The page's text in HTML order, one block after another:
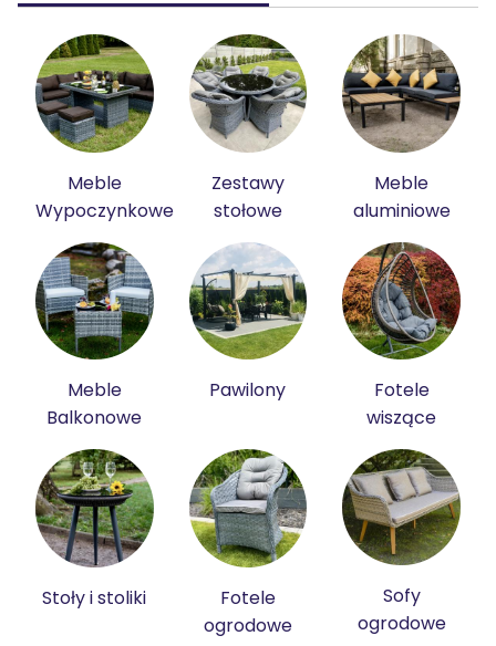
Meble
Wypoczynkowe
Zestawy
stołowe
Meble
aluminiowe
Meble
Balkonowe
Pawilony
Fotele
wiszące
Stoły i stoliki
Fotele
ogrodowe
Sofy
ogrodowe